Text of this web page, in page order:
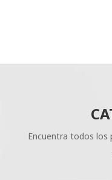
Encuentra todos los